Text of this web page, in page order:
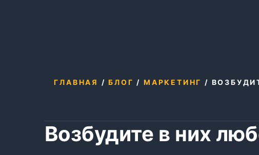
ГЛАВНАЯ /БЛОГ /МАРКЕТИНГ /
Возбудите в них